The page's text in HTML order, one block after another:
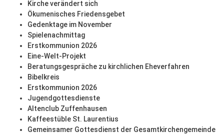
Kirche verändert sich
Ökumenisches Friedensgebet
Gedenktage im November
Spielenachmittag
Erstkommunion 2026
Eine-Welt-Projekt
Beratungsgespräche zu kirchlichen Eheverfahren
Bibelkreis
Erstkommunion 2026
Jugendgottesdienste
Altenclub Zuffenhausen
Kaffeestüble St. Laurentius
Gemeinsamer Gottesdienst der Gesamtkirchengemeinde